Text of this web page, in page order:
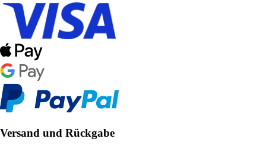
Versand und Rückgabe